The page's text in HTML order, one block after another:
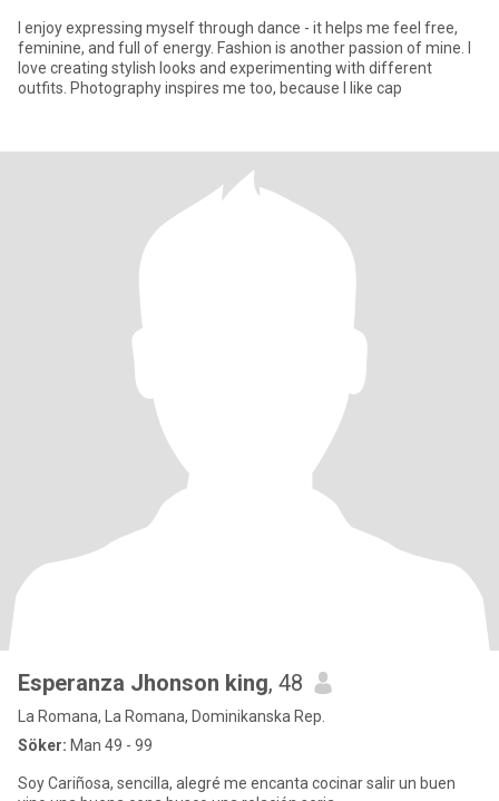
I enjoy expressing myself through dance - it helps me feel free,
feminine, and full of energy. Fashion is another passion of mine. I
love creating stylish looks and experimenting with different
outfits. Photography inspires me too, because I like cap
Esperanza Jhonson king, 48
La Romana, La Romana, Dominikanska Rep.
Söker: Man 49 - 99
Soy Cariñosa, sencilla, alegré me encanta cocinar salir un buen